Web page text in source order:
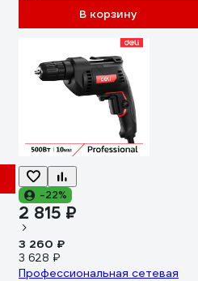
В корзину
-22%
2 815 ₽
3 260 ₽
3 628 ₽
Профессиональная сетевая